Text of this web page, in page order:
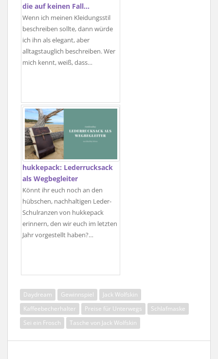
die auf keinen Fall…
Wenn ich meinen Kleidungsstil
beschreiben sollte, dann würde
ich ihn als elegant, aber
alltagstauglich beschreiben. Wer
mich kennt, weiß, dass…
hukkepack: Lederrucksack
als Wegbegleiter
Könnt ihr euch noch an den
hübschen, nachhaltigen Leder-
Schulranzen von hukkepack
erinnern, den wir euch im letzten
Jahr vorgestellt haben?…
Daydream Gewinnspiel
Jack Wolfskin
Kaffeebecherhalter
Preise für Unterwegs
Schlafmaske
Sei ein Frosch
Tasche von Jack Wolfskin